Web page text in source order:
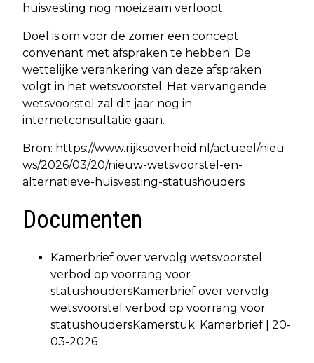
huisvesting nog moeizaam verloopt.
Doel is om voor de zomer een concept
convenant met afspraken te hebben. De
wettelijke verankering van deze afspraken
volgt in het wetsvoorstel. Het vervangende
wetsvoorstel zal dit jaar nog in
internetconsultatie gaan.
Bron: https://www.rijksoverheid.nl/actueel/nieu
ws/2026/03/20/nieuw-wetsvoorstel-en-
alternatieve-huisvesting-statushouders
Documenten
Kamerbrief over vervolg wetsvoorstel
verbod op voorrang voor
statushoudersKamerbrief over vervolg
wetsvoorstel verbod op voorrang voor
statushoudersKamerstuk: Kamerbrief | 20-
03-2026